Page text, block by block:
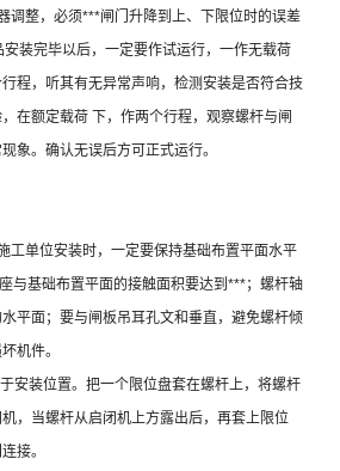
调整，必须***闸门升降到上、下限位时的误差
装完毕以后，一定要作试运行，一作无载荷
程，听其有无异常声响，检测安装是否符合技
在额定载荷 下，作两个行程，观察螺杆与闸
象。确认无误后方可正式运行。
工单位安装时，一定要保持基础布置平面水平
与基础布置平面的接触面积要达到***；螺杆轴
平面；要与闸板吊耳孔文和垂直，避免螺杆倾
机件。
安装位置。把一个限位盘套在螺杆上，将螺杆
，当螺杆从启闭机上方露出后，再套上限位
接。